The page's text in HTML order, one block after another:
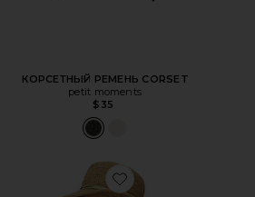
КОРСЕТНЫЙ РЕМЕНЬ CORSET
petit moments
$35
Favorite МЯГКАЯ